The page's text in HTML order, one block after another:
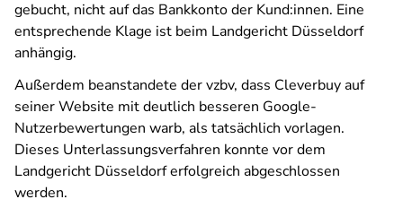
gebucht, nicht auf das Bankkonto der Kund:innen. Eine
entsprechende Klage ist beim Landgericht Düsseldorf
anhängig.
Außerdem beanstandete der vzbv, dass Cleverbuy auf
seiner Website mit deutlich besseren Google-
Nutzerbewertungen warb, als tatsächlich vorlagen.
Dieses Unterlassungsverfahren konnte vor dem
Landgericht Düsseldorf erfolgreich abgeschlossen
werden.